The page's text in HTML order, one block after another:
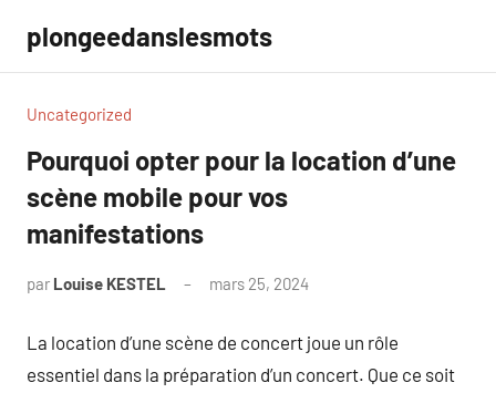
contenu
plongeedanslesmots
Uncategorized
Pourquoi opter pour la location d’une
scène mobile pour vos
manifestations
par Louise KESTEL mars 25, 2024
La location d’une scène de concert joue un rôle
essentiel dans la préparation d’un concert. Que ce soit